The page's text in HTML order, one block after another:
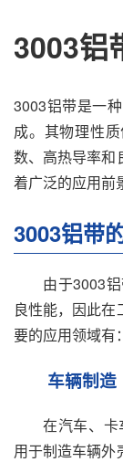
3003铝
3003铝带是一
成。其物理性
数、高热导率和
着广泛的应用前
3003铝带
由于3003
良性能，因此
要的应用领域有：
车辆制造
在汽车、
用于制造车辆外